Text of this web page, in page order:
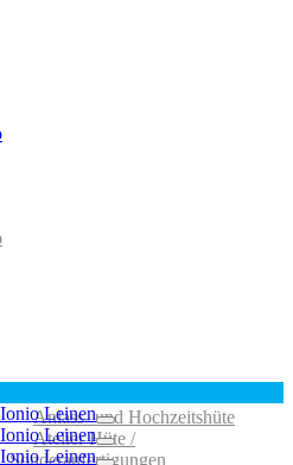
Anlass- und Hochzeitshüte
Atelier Hüte /
Sonderanfertigungen